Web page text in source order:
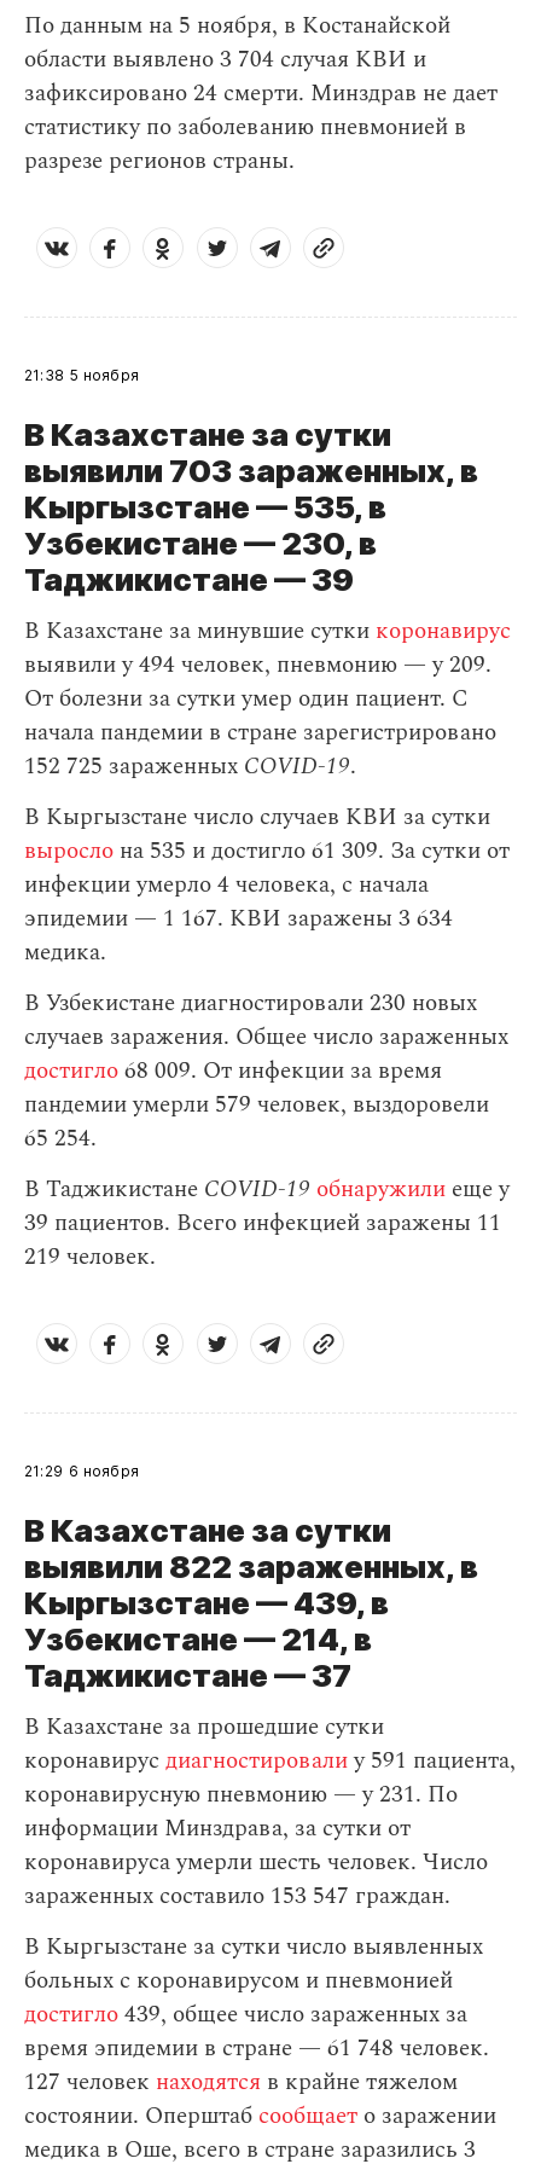
По данным на 5 ноября, в Костанайской
области выявлено 3 704 случая КВИ и
зафиксировано 24 смерти. Минздрав не дает
статистику по заболеванию пневмонией в
разрезе регионов страны.
21:38 5 ноября
В Казахстане за сутки
выявили 703 зараженных, в
Кыргызстане — 535, в
Узбекистане — 230, в
Таджикистане — 39
В Казахстане за минувшие сутки коронавирус
выявили у 494 человек, пневмонию — у 209.
От болезни за сутки умер один пациент. С
начала пандемии в стране зарегистрировано
152 725 зараженных COVID-19.
В Кыргызстане число случаев КВИ за сутки
выросло на 535 и достигло 61 309. За сутки от
инфекции умерло 4 человека, с начала
эпидемии — 1 167. КВИ заражены 3 634
медика.
В Узбекистане диагностировали 230 новых
случаев заражения. Общее число зараженных
достигло68 009. От инфекции за время
пандемии умерли 579 человек, выздоровели
65 254.
В Таджикистане COVID-19 обнаружили еще у
39 пациентов. Всего инфекцией заражены 11
219 человек.
21:29 6 ноября
В Казахстане за сутки
выявили 822 зараженных, в
Кыргызстане — 439, в
Узбекистане — 214, в
Таджикистане — 37
В Казахстане за прошедшие сутки
коронавирус диагностировалиу 591 пациента,
коронавирусную пневмонию — у 231. По
информации Минздрава, за сутки от
коронавируса умерли шесть человек. Число
зараженных составило 153 547 граждан.
В Кыргызстане за сутки число выявленных
больных с коронавирусом и пневмонией
достигло439, общее число зараженных за
время эпидемии в стране — 61 748 человек.
127 человек находятся в крайне тяжелом
состоянии. Оперштаб сообщает о заражении
медика в Оше, всего в стране заразились 3